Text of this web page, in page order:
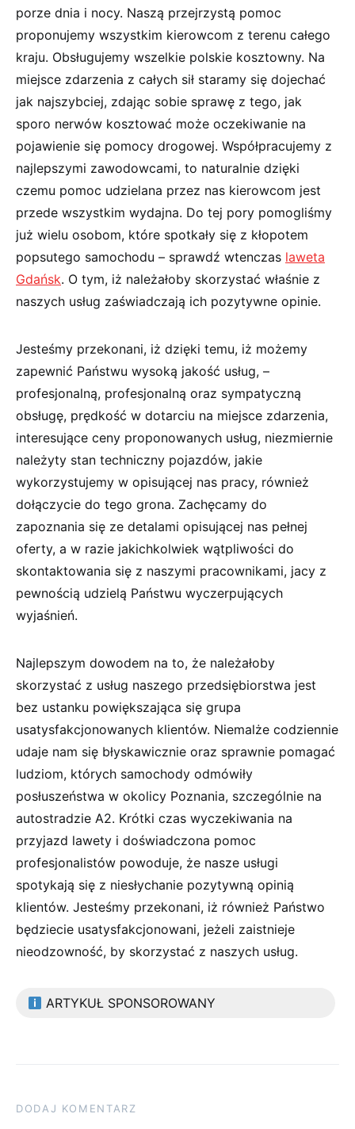
porze dnia i nocy. Naszą przejrzystą pomoc
proponujemy wszystkim kierowcom z terenu całego
kraju. Obsługujemy wszelkie polskie kosztowny. Na
miejsce zdarzenia z całych sił staramy się dojechać
jak najszybciej, zdając sobie sprawę z tego, jak
sporo nerwów kosztować może oczekiwanie na
pojawienie się pomocy drogowej. Współpracujemy z
najlepszymi zawodowcami, to naturalnie dzięki
czemu pomoc udzielana przez nas kierowcom jest
przede wszystkim wydajna. Do tej pory pomogliśmy
już wielu osobom, które spotkały się z kłopotem
popsutego samochodu – sprawdź wtenczas laweta
Gdańsk. O tym, iż należałoby skorzystać właśnie z
naszych usług zaświadczają ich pozytywne opinie.
Jesteśmy przekonani, iż dzięki temu, iż możemy
zapewnić Państwu wysoką jakość usług, –
profesjonalną, profesjonalną oraz sympatyczną
obsługę, prędkość w dotarciu na miejsce zdarzenia,
interesujące ceny proponowanych usług, niezmiernie
należyty stan techniczny pojazdów, jakie
wykorzystujemy w opisującej nas pracy, również
dołączycie do tego grona. Zachęcamy do
zapoznania się ze detalami opisującej nas pełnej
oferty, a w razie jakichkolwiek wątpliwości do
skontaktowania się z naszymi pracownikami, jacy z
pewnością udzielą Państwu wyczerpujących
wyjaśnień.
Najlepszym dowodem na to, że należałoby
skorzystać z usług naszego przedsiębiorstwa jest
bez ustanku powiększająca się grupa
usatysfakcjonowanych klientów. Niemalże codziennie
udaje nam się błyskawicznie oraz sprawnie pomagać
ludziom, których samochody odmówiły
posłuszeństwa w okolicy Poznania, szczególnie na
autostradzie A2. Krótki czas wyczekiwania na
przyjazd lawety i doświadczona pomoc
profesjonalistów powoduje, że nasze usługi
spotykają się z niesłychanie pozytywną opinią
klientów. Jesteśmy przekonani, iż również Państwo
będziecie usatysfakcjonowani, jeżeli zaistnieje
nieodzowność, by skorzystać z naszych usług.
ARTYKUŁ SPONSOROWANY
DODAJ KOMENTARZ